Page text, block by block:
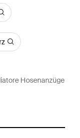
Hosenanzüge